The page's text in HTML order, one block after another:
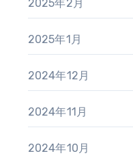
2025年2月
2025年1月
2024年12月
2024年11月
2024年10月